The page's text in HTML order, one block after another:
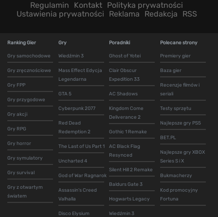
Regulamin Kontakt Polityka prywatności
Ustawienia prywatności
Reklama Redakcja RSS
Ranking Gier
Gry samochodowe
Gry zręcznościowe
Gry FPP
Gry przygodowe
Gry akcji
Gry RPG
Gry horror
Gry symulatory
Gry survival
Gry z otwartym
światem
Gry
Wiedźmin 3
Mass Effect Edycja
Legendarna
GTA 5
Cyberpunk 2077
Red Dead
Redemption 2
The Last of Us Part 1
Uncharted 4
God of War Ragnarok
Assassin's Creed
Valhalla
Disco Elysium
Poradniki
Ghost of Yotei
Clair Obscur
Expedition 33
AC Shadows
Kingdom Come
Deliverance 2
Gothic 1 Remake
AC Black Flag
Resynced
Silent Hill 2 Remake
Baldurs Gate 3
Hogwarts Legacy
Wiedźmin 3
Polecane strony
Premiery gier
Baza gier
Recenzje filmów i
seriali
Testy sprzętu
Najlepsze gry PS5
BET.PL
Najlepsze gry XBOX
Series S i X
Bukmacherzy
Kod promocyjny
Fortuna